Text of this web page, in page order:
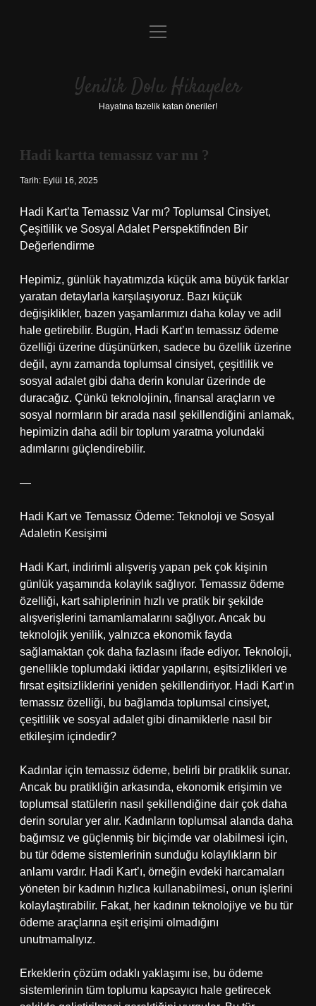
Anasayfa
Yasal Uyarı
menüyü
Yenilik Dolu Hikayeler
Hayatına tazelik katan öneriler!
Hadi kartta temassız var mı ?
Tarih: Eylül 16, 2025
Hadi Kart’ta Temassız Var mı? Toplumsal Cinsiyet,
Çeşitlilik ve Sosyal Adalet Perspektifinden Bir
Değerlendirme
Hepimiz, günlük hayatımızda küçük ama büyük farklar
yaratan detaylarla karşılaşıyoruz. Bazı küçük
değişiklikler, bazen yaşamlarımızı daha kolay ve adil
hale getirebilir. Bugün, Hadi Kart’ın temassız ödeme
özelliği üzerine düşünürken, sadece bu özellik üzerine
değil, aynı zamanda toplumsal cinsiyet, çeşitlilik ve
sosyal adalet gibi daha derin konular üzerinde de
duracağız. Çünkü teknolojinin, finansal araçların ve
sosyal normların bir arada nasıl şekillendiğini anlamak,
hepimizin daha adil bir toplum yaratma yolundaki
adımlarını güçlendirebilir.
—
Hadi Kart ve Temassız Ödeme: Teknoloji ve Sosyal
Adaletin Kesişimi
Hadi Kart, indirimli alışveriş yapan pek çok kişinin
günlük yaşamında kolaylık sağlıyor. Temassız ödeme
özelliği, kart sahiplerinin hızlı ve pratik bir şekilde
alışverişlerini tamamlamalarını sağlıyor. Ancak bu
teknolojik yenilik, yalnızca ekonomik fayda
sağlamaktan çok daha fazlasını ifade ediyor. Teknoloji,
genellikle toplumdaki iktidar yapılarını, eşitsizlikleri ve
fırsat eşitsizliklerini yeniden şekillendiriyor. Hadi Kart’ın
temassız özelliği, bu bağlamda toplumsal cinsiyet,
çeşitlilik ve sosyal adalet gibi dinamiklerle nasıl bir
etkileşim içindedir?
Kadınlar için temassız ödeme, belirli bir pratiklik sunar.
Ancak bu pratikliğin arkasında, ekonomik erişimin ve
toplumsal statülerin nasıl şekillendiğine dair çok daha
derin sorular yer alır. Kadınların toplumsal alanda daha
bağımsız ve güçlenmiş bir biçimde var olabilmesi için,
bu tür ödeme sistemlerinin sunduğu kolaylıkların bir
anlamı vardır. Hadi Kart’ı, örneğin evdeki harcamaları
yöneten bir kadının hızlıca kullanabilmesi, onun işlerini
kolaylaştırabilir. Fakat, her kadının teknolojiye ve bu tür
ödeme araçlarına eşit erişimi olmadığını
unutmamalıyız.
Erkeklerin çözüm odaklı yaklaşımı ise, bu ödeme
sistemlerinin tüm toplumu kapsayıcı hale getirecek